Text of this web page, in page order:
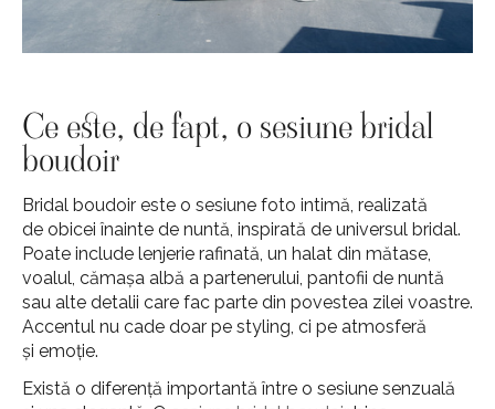
Ce este, de fapt, o sesiune bridal
boudoir
Bridal boudoir este o sesiune foto intimă, realizată
de obicei înainte de nuntă, inspirată de universul bridal.
Poate include lenjerie rafinată, un halat din mătase,
voalul, cămașa albă a partenerului, pantofii de nuntă
sau alte detalii care fac parte din povestea zilei voastre.
Accentul nu cade doar pe styling, ci pe atmosferă
și emoție.
Există o diferență importantă între o sesiune senzuală